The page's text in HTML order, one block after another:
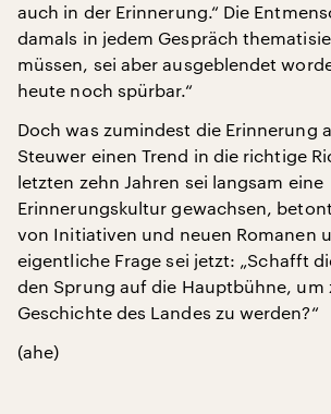
auch in der Erinnerung.“ Die
damals in jedem Gespräch
müssen, sei aber ausgeblendet
heute noch spürbar.“
Doch was zumindest die Erinnerung
Steuwer einen Trend in die richtige
letzten zehn Jahren sei langsam eine
Erinnerungskultur gewachsen,
von Initiativen und neuen Romanen
eigentliche Frage sei jetzt: „Schafft
den Sprung auf die Hauptbühne, um
Geschichte des Landes zu werden?“
(ahe)